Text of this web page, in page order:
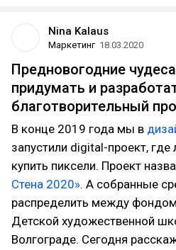
Nina Kalaus
Маркетинг 18.03.2020
Предновогодние
придумать и
благотворительный
В конце 2019 года мы в
запустили digital-проект,
купить пиксели. Проект
Стена 2020». А собранные
распределить между
Детской художественной
Волгограде. Сегодня